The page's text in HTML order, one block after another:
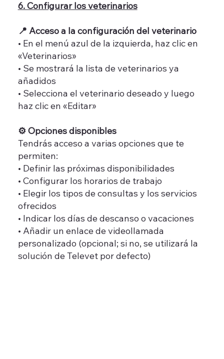
6. Configurar los veterinarios
📍 Acceso a la configuración del veterinario
• En el menú azul de la izquierda, haz clic en
«Veterinarios»
• Se mostrará la lista de veterinarios ya
añadidos
• Selecciona el veterinario deseado y luego
haz clic en «Editar»
⚙️ Opciones disponibles
Tendrás acceso a varias opciones que te
permiten:
• Definir las próximas disponibilidades
• Configurar los horarios de trabajo
• Elegir los tipos de consultas y los servicios
ofrecidos
• Indicar los días de descanso o vacaciones
• Añadir un enlace de videollamada
personalizado (opcional; si no, se utilizará la
solución de Televet por defecto)